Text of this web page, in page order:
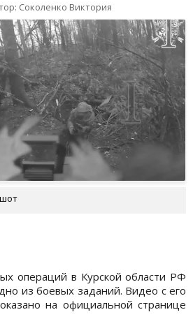
Соколенко Виктория
операций в Курской области РФ
из боевых заданий. Видео с его
на официальной странице